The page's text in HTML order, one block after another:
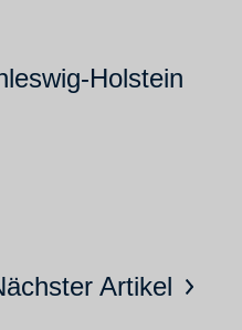
Holstein
Artikel